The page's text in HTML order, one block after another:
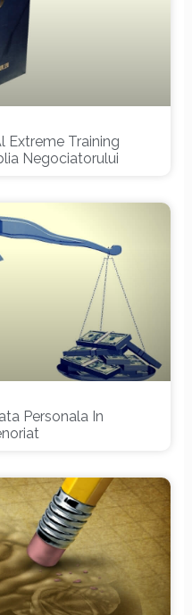
Extreme Training
Negociatorului
Personala In